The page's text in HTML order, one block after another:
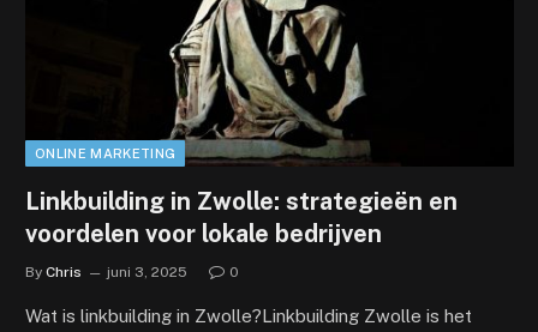
ONLINE MARKETING
Linkbuilding in Zwolle: strategieën en
voordelen voor lokale bedrijven
By Chris juni 3, 2025 0
Wat is linkbuilding in Zwolle?Linkbuilding Zwolle is het